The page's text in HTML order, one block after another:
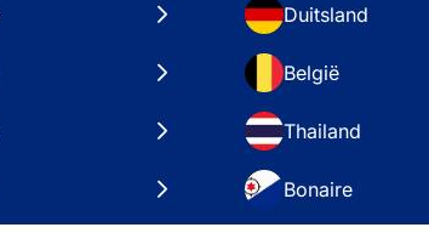
Duitsland
België
Thailand
Bonaire